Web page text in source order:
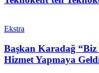
Ekstra
Başkan Karadağ “Biz
Hizmet Yapmaya